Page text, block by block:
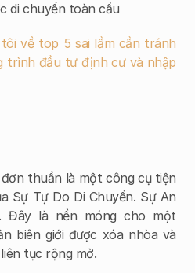
di chuyển toàn cầu
về top 5 sai lầm cần tránh
trình đầu tư định cư và nhập
thuần là một công cụ tiện
Sự Tự Do Di Chuyển. Sự An
Đây là nền móng cho một
biên giới được xóa nhòa và
tục rộng mở.